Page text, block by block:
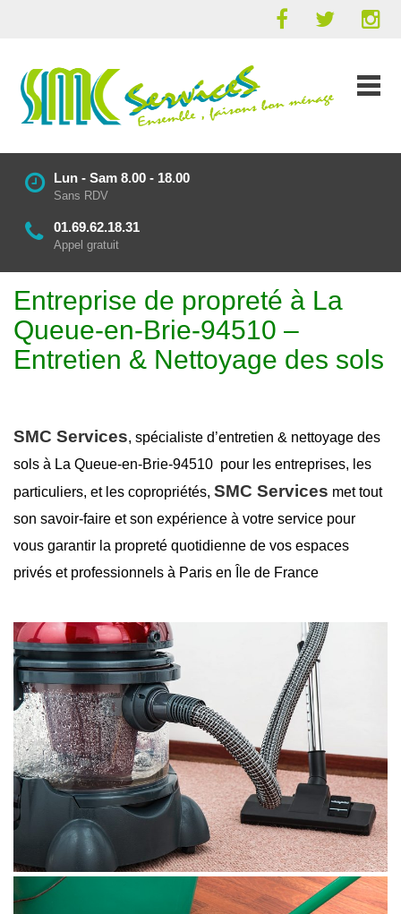
Lun - Sam 8.00 - 18.00
Sans RDV
01.69.62.18.31
Appel gratuit
Entreprise de propreté à La
Queue-en-Brie-94510 –
Entretien & Nettoyage des sols
SMC Services, spécialiste d’entretien & nettoyage des
sols à La Queue-en-Brie-94510 pour les entreprises, les
particuliers, et les copropriétés, SMC Services met tout
son savoir-faire et son expérience à votre service pour
vous garantir la propreté quotidienne de vos espaces
privés et professionnels à Paris en Île de France